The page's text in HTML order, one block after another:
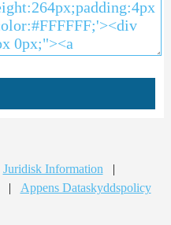
Juridisk Information
|
| Appens Dataskyddspolicy